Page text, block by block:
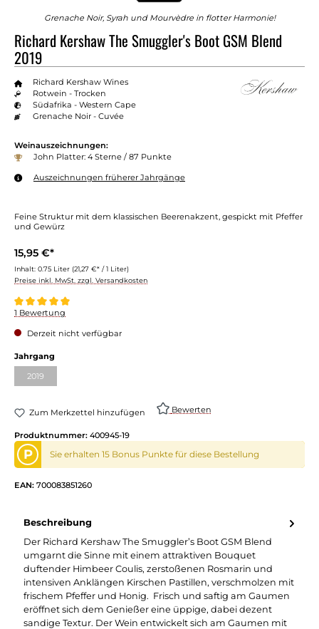
Grenache Noir, Syrah und Mourvèdre in flotter Harmonie!
Richard Kershaw The Smuggler's Boot GSM Blend
2019
Richard Kershaw Wines
Rotwein - Trocken
Südafrika - Western Cape
Grenache Noir - Cuvée
Weinauszeichnungen:
John Platter: 4 Sterne / 87 Punkte
Auszeichnungen früherer Jahrgänge
Feine Struktur mit dem klassischen Beerenakzent, gespickt mit Pfeffer
und Gewürz
15,95 €*
Inhalt: 0.75 Liter (21,27 €* / 1 Liter)
Preise inkl. MwSt. zzgl. Versandkosten
Durchschnittliche Bewertung von 5 von 5 Sternen
1 Bewertung
Derzeit nicht verfügbar
Jahrgang
2019
Zum Merkzettel hinzufügen Bewerten
Produktnummer: 400945-19
P Sie erhalten 15 Bonus Punkte für diese Bestellung
EAN: 700083851260
Beschreibung
Der Richard Kershaw The Smuggler’s Boot GSM Blend
umgarnt die Sinne mit einem attraktiven Bouquet
duftender Himbeer Coulis, zerstoßenen Rosmarin und
intensiven Anklängen Kirschen Pastillen, verschmolzen mit
frischem Pfeffer und Honig. Frisch und saftig am Gaumen
eröffnet sich dem Genießer eine üppige, dabei dezent
sandige Textur. Der Wein entwickelt sich am Gaumen mit